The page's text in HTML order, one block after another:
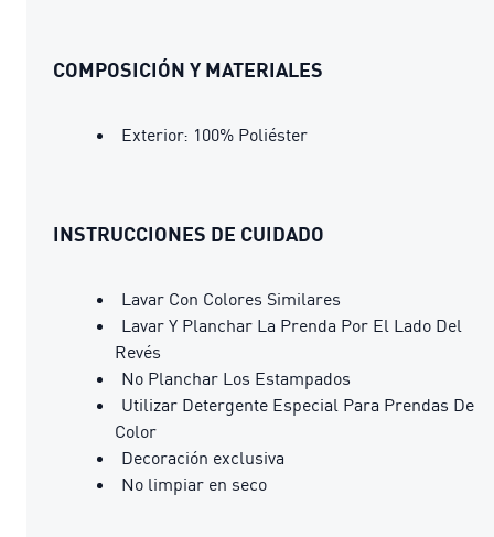
COMPOSICIÓN Y MATERIALES
Exterior: 100% Poliéster
INSTRUCCIONES DE CUIDADO
Lavar Con Colores Similares
Lavar Y Planchar La Prenda Por El Lado Del
Revés
No Planchar Los Estampados
Utilizar Detergente Especial Para Prendas De
Color
Decoración exclusiva
No limpiar en seco